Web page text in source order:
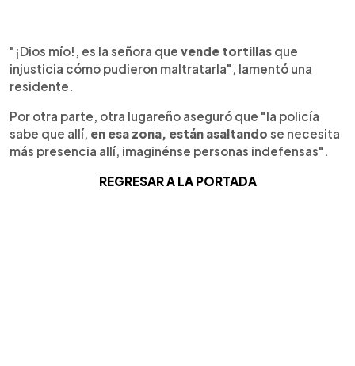
"¡Dios mío!, es la señora que vende tortillas que
injusticia cómo pudieron maltratarla", lamentó una
residente.
Por otra parte, otra lugareño aseguró que "la policía
sabe que allí, en esa zona, están asaltando se necesita
más presencia allí, imaginénse personas indefensas".
REGRESAR A LA PORTADA